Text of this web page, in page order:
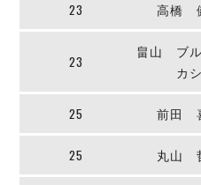
23 高橋
23
畠山 ブ
カシ
25 前田
25 丸山